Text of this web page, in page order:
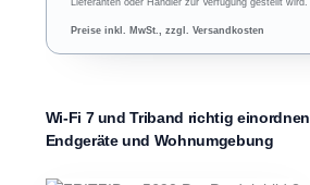
Preise inkl. MwSt., zzgl. Versandkosten
Wi-Fi 7 und Triband richtig
Endgeräte und Wohnumgebung